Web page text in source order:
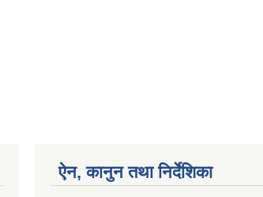
ऐन, कानुन तथा निर्देशिका